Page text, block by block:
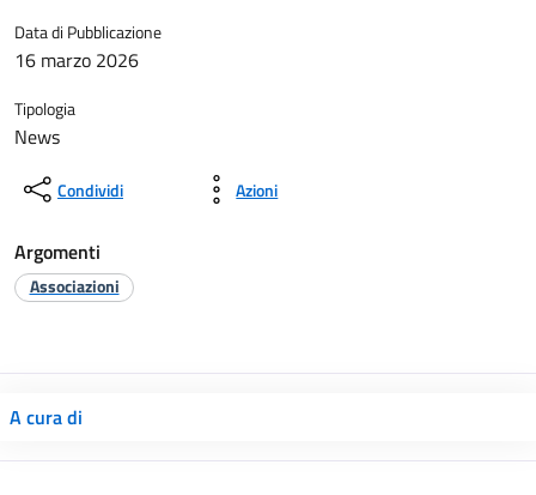
Data di Pubblicazione
16 marzo 2026
Tipologia
News
Condividi Azioni
Argomenti
Associazioni
A cura di